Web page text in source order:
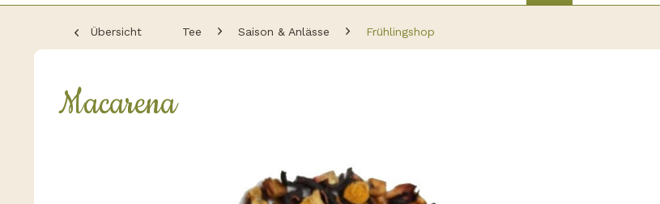
Übersicht Tee Saison & Anlässe Frühlingshop
Macarena